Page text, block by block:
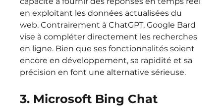
en exploitant les données actualisées du
web. Contrairement à ChatGPT, Google Bard
vise à compléter directement les recherches
en ligne. Bien que ses fonctionnalités soient
encore en développement, sa rapidité et sa
précision en font une alternative sérieuse.
3. Microsoft Bing Chat